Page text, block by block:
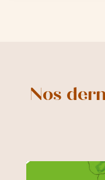
Nos